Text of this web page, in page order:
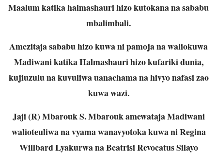
Maalum katika halmashauri hizo kutokana na sababu
mbalimbali.
Amezitaja sababu hizo kuwa ni pamoja na waliokuwa
Madiwani katika Halmashauri hizo kufariki dunia,
kujiuzulu na kuvuliwa uanachama na hivyo nafasi zao
kuwa wazi.
Jaji (R) Mbarouk S. Mbarouk amewataja Madiwani
walioteuliwa na vyama wanavyotoka kuwa ni Regina
Willbard Lyakurwa na Beatrisi Revocatus Silayo